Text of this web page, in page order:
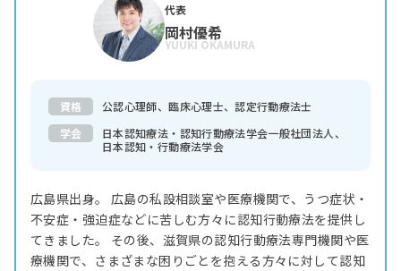
代表
岡村優希
YUUKI OKAMURA
資格
公認心理師、臨床心理士、認定行動療法士
学会
日本認知療法・認知行動療法学会一般社団法人、
日本認知・行動療法学会
広島県出身。 広島の私設相談室や医療機関で、うつ症状・
不安症・強迫症などに苦しむ方々に認知行動療法を提供し
てきました。 その後、滋賀県の認知行動療法専門機関や医
療機関で、さまざまな困りごとを抱える方々に対して認知